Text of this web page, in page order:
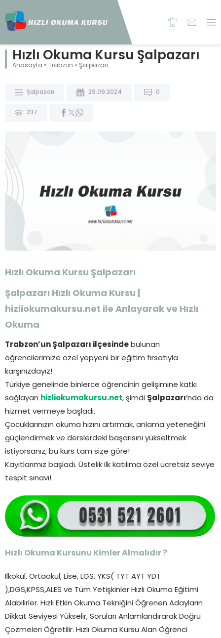
Hızlı Okuma Kursu Şalpazarı
Anasayfa » Trabzon » Şalpazarı
Şalpazarı 29.09.2024 0
237
Hızlı Okuma Kursu Şalpazarı
Şalpazarı Hızlı Okuma Kursu |
hizliokumakursu.net ile Anlayarak ve Hızlı
Okuma
Trabzon’un Şalpazarı ilçesinde bulunan
öğrencilerimize özel yepyeni bir eğitim fırsatıyla
karşınızdayız!
Türkiye genelinde binlerce öğrencinin gelişimine katkı
sağlayan hizliokumakursu.net, şimdi Şalpazarı ’nda da
hizmet vermeye başladı.
Çocuklarınızın okuma hızını artırmak, anlama yeteneğini
güçlendirmek ve derslerdeki başarısını yükseltmek
istiyorsanız, bu kurs tam size göre!
Kayıtlarımız başladı. Üstelik ilk katılıma özel ücretsiz seviye
tespit sınavı!
Hızlı Okuma Kursunu Kimler Almalıdır ?
İlkokul, Ortaokul, Lise, LGS, YKS( TYT AYT YDT
),DGS,KPSS,ALES ve Tüm Yetişkinler Hızlı Okuma Eğitimi
Alabilirler. Hızlı Etkin Okuma Tekniğini Öğrenen Adayların
Dikkat Seviyesi Yükselir, Soruları Anlamlandırarak Doğru
Çözmeleri Öğretilir. Hızlı Okuma Kursu Alan Öğrenci